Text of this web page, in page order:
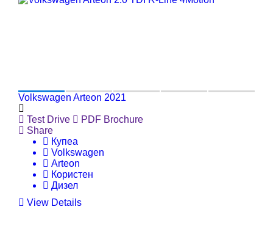
Volkswagen Arteon 2021
Test Drive
PDF Brochure
Share
Купеа
Volkswagen
Arteon
Користен
Дизел
View Details